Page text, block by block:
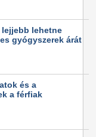
lehetne
gyógyszerek árát
és a
a férfiak